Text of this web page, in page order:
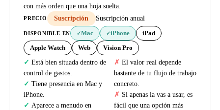
con más orden que una hoja suelta.
PRECIO Suscripción Suscripción anual
DISPONIBLE EN ✓Mac ✓iPhone iPad
Apple Watch Web Vision Pro
Está bien situada dentro de
control de gastos.
Tiene presencia en Mac y
iPhone.
Aparece a menudo en
El valor real depende
bastante de tu flujo de trabajo
concreto.
Si apenas la vas a usar, es
fácil que una opción más